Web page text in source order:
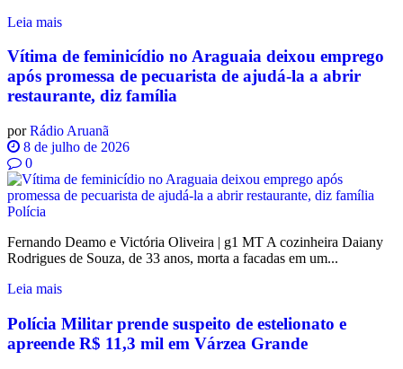
Leia mais
Vítima de feminicídio no Araguaia deixou emprego
após promessa de pecuarista de ajudá-la a abrir
restaurante, diz família
por Rádio Aruanã
8 de julho de 2026
0
Polícia
Fernando Deamo e Victória Oliveira | g1 MT A cozinheira Daiany
Rodrigues de Souza, de 33 anos, morta a facadas em um...
Leia mais
Polícia Militar prende suspeito de estelionato e
apreende R$ 11,3 mil em Várzea Grande